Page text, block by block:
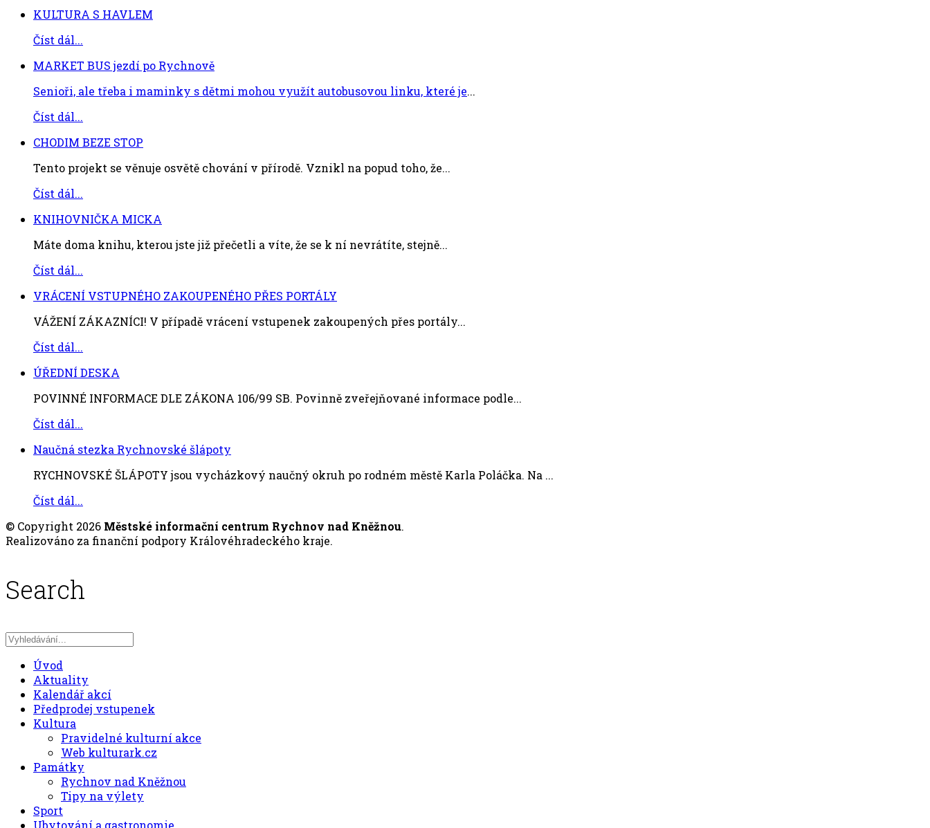
KULTURA S HAVLEM
Číst dál...
MARKET BUS jezdí po Rychnově
Senioři, ale třeba i maminky s dětmi mohou využít autobusovou linku, které je...
Číst dál...
CHODIM BEZE STOP
Tento projekt se věnuje osvětě chování v přírodě. Vznikl na popud toho, že...
Číst dál...
KNIHOVNIČKA MICKA
Máte doma knihu, kterou jste již přečetli a víte, že se k ní nevrátíte, stejně...
Číst dál...
VRÁCENÍ VSTUPNÉHO ZAKOUPENÉHO PŘES PORTÁLY
VÁŽENÍ ZÁKAZNÍCI! V případě vrácení vstupenek zakoupených přes portály...
Číst dál...
ÚŘEDNÍ DESKA
POVINNÉ INFORMACE DLE ZÁKONA 106/99 SB. Povinně zveřejňované informace podle...
Číst dál...
Naučná stezka Rychnovské šlápoty
RYCHNOVSKÉ ŠLÁPOTY jsou vycházkový naučný okruh po rodném městě Karla Poláčka. Na ...
Číst dál...
© Copyright 2026 Městské informační centrum Rychnov nad Kněžnou.
Realizováno za finanční podpory Královéhradeckého kraje.
Search
Úvod
Aktuality
Kalendář akcí
Předprodej vstupenek
Kultura
Pravidelné kulturní akce
Web kulturark.cz
Památky
Rychnov nad Kněžnou
Tipy na výlety
Sport
Ubytování a gastronomie